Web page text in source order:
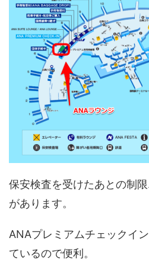
保安検査を受けたあとの制
があります。
ANAプレミアムチェックイ
ているので便利。